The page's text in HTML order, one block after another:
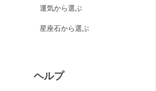
カルセドニー各種
ホワイトカルセドニー
運気から選ぶ
星座石から選ぶ
ヘルプ